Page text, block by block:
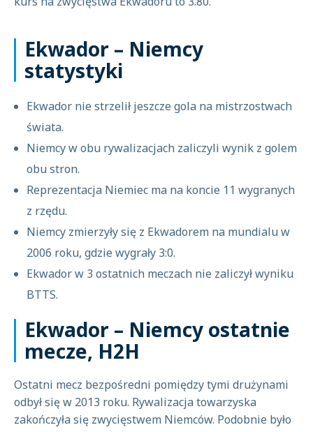
Ekwador – Niemcy
statystyki
Ekwador nie strzelił jeszcze gola na mistrzostwach
świata.
Niemcy w obu rywalizacjach zaliczyli wynik z golem
obu stron.
Reprezentacja Niemiec ma na koncie 11 wygranych
z rzędu.
Niemcy zmierzyły się z Ekwadorem na mundialu w
2006 roku, gdzie wygrały 3:0.
Ekwador w 3 ostatnich meczach nie zaliczył wyniku
BTTS.
Ekwador – Niemcy ostatnie
mecze, H2H
Ostatni mecz bezpośredni pomiędzy tymi drużynami
odbył się w 2013 roku. Rywalizacja towarzyska
zakończyła się zwycięstwem Niemców. Podobnie było